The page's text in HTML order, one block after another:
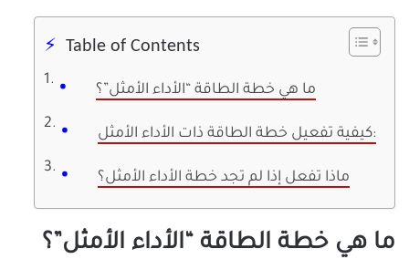
Table of Contents
ما هي خطة الطاقة “الأداء الأمثل”؟
كيفية تفعيل خطة الطاقة ذات الأداء الأمثل:
ماذا تفعل إذا لم تجد خطة الأداء الأمثل؟
ما هي خطة الطاقة “الأداء الأمثل”؟